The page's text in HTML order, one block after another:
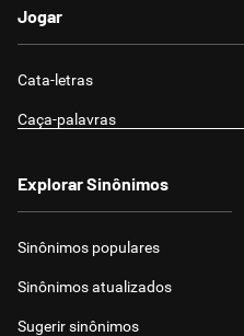
Jogar
Cata-letras
Caça-palavras
Explorar Sinônimos
Sinônimos populares
Sinônimos atualizados
Sugerir sinônimos